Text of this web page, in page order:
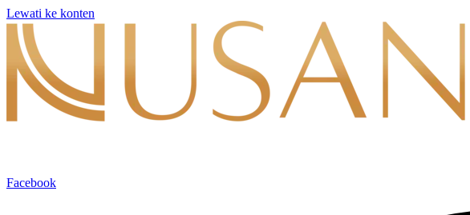
Lewati ke konten
Facebook